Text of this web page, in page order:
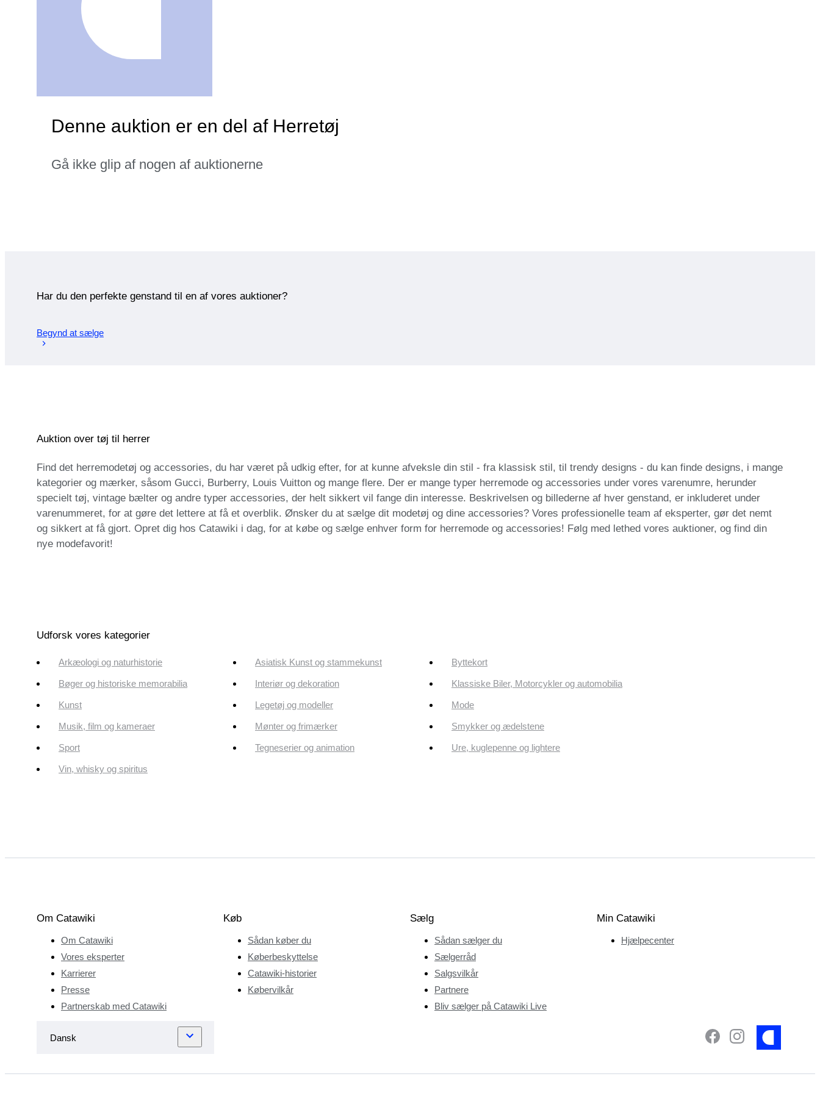
Denne auktion er en del af Herretøj
Gå ikke glip af nogen af auktionerne
Har du den perfekte genstand til en af vores auktioner?
Begynd at sælge
Auktion over tøj til herrer
Find det herremodetøj og accessories, du har været på udkig efter, for at kunne afveksle din stil - fra klassisk stil, til trendy designs - du kan finde designs, i mange
kategorier og mærker, såsom Gucci, Burberry, Louis Vuitton og mange flere. Der er mange typer herremode og accessories under vores varenumre, herunder
specielt tøj, vintage bælter og andre typer accessories, der helt sikkert vil fange din interesse. Beskrivelsen og billederne af hver genstand, er inkluderet under
varenummeret, for at gøre det lettere at få et overblik. Ønsker du at sælge dit modetøj og dine accessories? Vores professionelle team af eksperter, gør det nemt
og sikkert at få gjort. Opret dig hos Catawiki i dag, for at købe og sælge enhver form for herremode og accessories! Følg med lethed vores auktioner, og find din
nye modefavorit!
Udforsk vores kategorier
Arkæologi og naturhistorie Asiatisk Kunst og stammekunst Byttekort
Bøger og historiske memorabilia Interiør og dekoration Klassiske Biler, Motorcykler og automobilia
Kunst Legetøj og modeller Mode
Musik, film og kameraer Mønter og frimærker Smykker og ædelstene
Sport Tegneserier og animation Ure, kuglepenne og lightere
Vin, whisky og spiritus
Om Catawiki
Om Catawiki
Vores eksperter
Karrierer
Presse
Partnerskab med Catawiki
Køb
Sådan køber du
Køberbeskyttelse
Catawiki-historier
Købervilkår
Sælg
Sådan sælger du
Sælgerråd
Salgsvilkår
Partnere
Bliv sælger på Catawiki Live
Min Catawiki
Hjælpecenter